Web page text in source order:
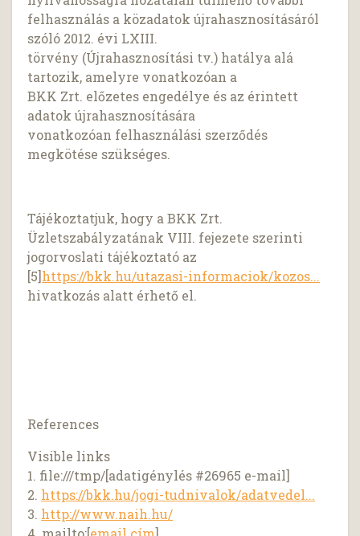
felhasználás a közadatok újrahasznosításáról
szóló 2012. évi LXIII.
törvény (Újrahasznosítási tv.) hatálya alá
tartozik, amelyre vonatkozóan a
BKK Zrt. előzetes engedélye és az érintett
adatok újrahasznosítására
vonatkozóan felhasználási szerződés
megkötése szükséges.
Tájékoztatjuk, hogy a BKK Zrt.
Üzletszabályzatának VIII. fejezete szerinti
jogorvoslati tájékoztató az
[5]https://bkk.hu/utazasi-informaciok/kozos...
hivatkozás alatt érhető el.
References
Visible links
1. file:///tmp/[adatigénylés #26965 e-mail]
2. https://bkk.hu/jogi-tudnivalok/adatvedel...
3. http://www.naih.hu/